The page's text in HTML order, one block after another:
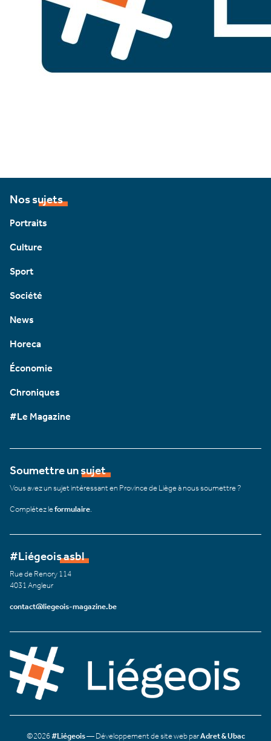
Nos sujets
Portraits
Culture
Sport
Société
News
Horeca
Économie
Chroniques
#Le Magazine
Soumettre un sujet
Vous avez un sujet intéressant en Province de Liège à nous soumettre ?
Complétez leformulaire
#Liégeois asbl
Rue de Renory 114
4031 Angleur
contact@liegeois-magazine.be
©2026#Liégeois— Développement de site web parAdret & Ubac